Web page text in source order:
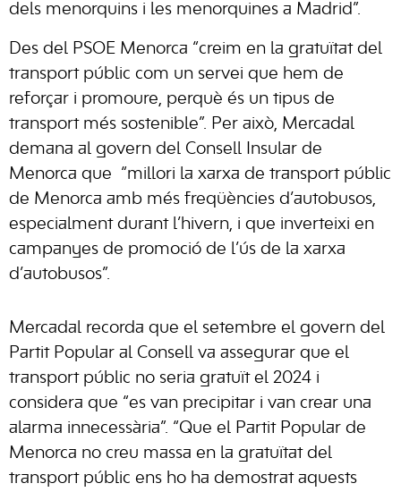
dels menorquins i les menorquines a Madrid”.
Des del PSOE Menorca “creim en la gratuïtat del
transport públic com un servei que hem de
reforçar i promoure, perquè és un tipus de
transport més sostenible”. Per això, Mercadal
demana al govern del Consell Insular de
Menorca que
“millori la xarxa de transport públic
de Menorca amb més freqüències d’autobusos,
especialment durant l’hivern, i que inverteixi en
campanyes de promoció de l’ús de la xarxa
d’autobusos”.
Mercadal recorda que el setembre el govern del
Partit Popular al Consell va assegurar que el
transport públic no seria gratuït el 2024 i
considera que “es van precipitar i van crear una
alarma innecessària”. “Que el Partit Popular de
Menorca no creu massa en la gratuïtat del
transport públic ens ho ha demostrat aquests